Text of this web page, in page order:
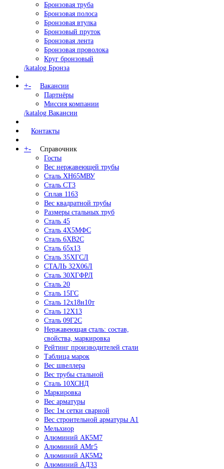
Бронзовая труба
Бронзовая полоса
Бронзовая втулка
Бронзовый пруток
Бронзовая лента
Бронзовая проволока
Круг бронзовый
/katalog Бронза
+-
Вакансии
Партнёры
Миссия компании
/katalog Вакансии
Контакты
+-
Справочник
Госты
Вес нержавеющей трубы
Сталь ХН65МВУ
Сталь СТ3
Сплав 1163
Вес квадратной трубы
Размеры стальных труб
Сталь 45
Сталь 4Х5МФС
Сталь 6ХВ2С
Сталь 65х13
Сталь 35ХГСЛ
СТАЛЬ 32Х06Л
Сталь 30ХГФРЛ
Сталь 20
Сталь 15ГС
Сталь 12х18н10т
Сталь 12Х13
Сталь 09Г2С
Нержавеющая сталь: состав,
свойства, маркировка
Рейтинг производителей стали
Таблица марок
Вес швеллера
Вес трубы стальной
Сталь 10ХСНД
Маркировка
Вес арматуры
Вес 1м сетки сварной
Вес строительной арматуры А1
Мельхиор
Алюминий АК5М7
Алюминий АМг5
Алюминий АК5М2
Алюминий АД33